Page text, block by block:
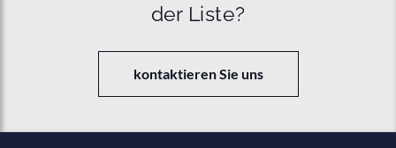
der Liste?
kontaktieren Sie uns